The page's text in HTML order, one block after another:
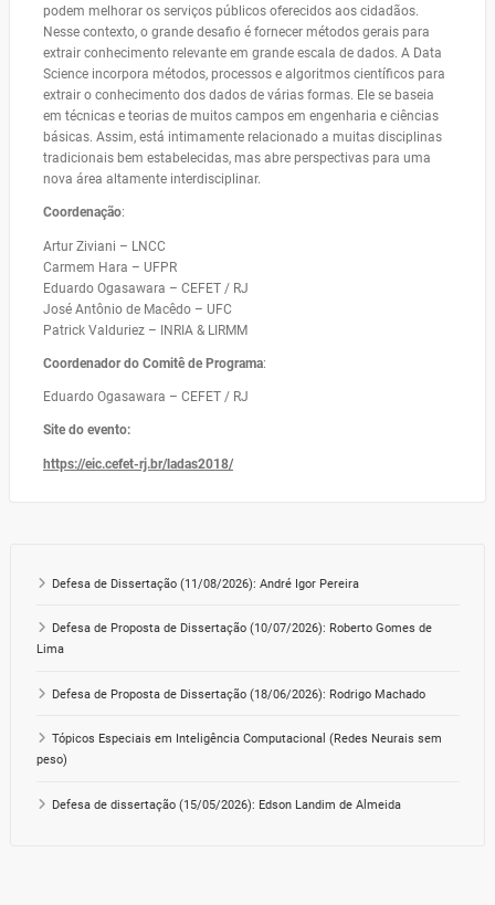
podem melhorar os serviços públicos oferecidos aos cidadãos.
Nesse contexto, o grande desafio é fornecer métodos gerais para
extrair conhecimento relevante em grande escala de dados. A Data
Science incorpora métodos, processos e algoritmos científicos para
extrair o conhecimento dos dados de várias formas. Ele se baseia
em técnicas e teorias de muitos campos em engenharia e ciências
básicas. Assim, está intimamente relacionado a muitas disciplinas
tradicionais bem estabelecidas, mas abre perspectivas para uma
nova área altamente interdisciplinar.
Coordenação:
Artur Ziviani – LNCC
Carmem Hara – UFPR
Eduardo Ogasawara – CEFET / RJ
José Antônio de Macêdo – UFC
Patrick Valduriez – INRIA & LIRMM
Coordenador do Comitê de Programa:
Eduardo Ogasawara – CEFET / RJ
Site do evento:
https://eic.cefet-rj.br/ladas2018/
Defesa de Dissertação (11/08/2026): André Igor Pereira
Defesa de Proposta de Dissertação (10/07/2026): Roberto Gomes de
Lima
Defesa de Proposta de Dissertação (18/06/2026): Rodrigo Machado
Tópicos Especiais em Inteligência Computacional (Redes Neurais sem
peso)
Defesa de dissertação (15/05/2026): Edson Landim de Almeida